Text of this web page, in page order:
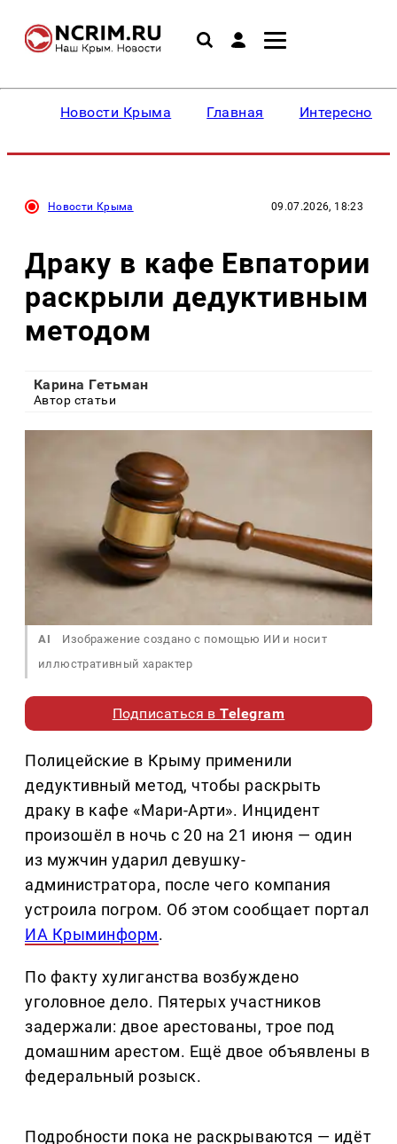
Новости Крыма Главная Интересное
Новости Крыма 09.07.2026, 18:23
Драку в кафе Евпатории
раскрыли дедуктивным
методом
Карина Гетьман
Автор статьи
AI
Изображение создано с помощью ИИ и носит
иллюстративный характер
Подписаться вTelegram
Полицейские в Крыму применили
дедуктивный метод, чтобы раскрыть
драку в кафе «Мари-Арти». Инцидент
произошёл в ночь с 20 на 21 июня — один
из мужчин ударил девушку-
администратора, после чего компания
устроила погром. Об этом сообщает портал
ИА Крыминформ.
По факту хулиганства возбуждено
уголовное дело. Пятерых участников
задержали: двое арестованы, трое под
домашним арестом. Ещё двое объявлены в
федеральный розыск.
Подробности пока не раскрываются — идёт